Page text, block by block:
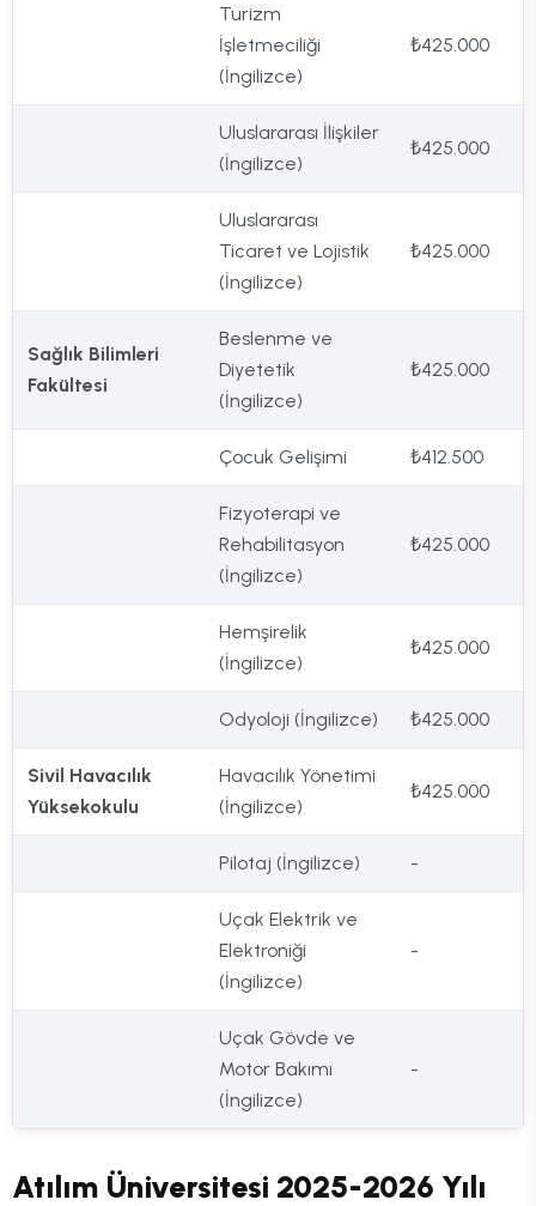
Turizm
İşletmeciliği
(İngilizce)
₺425.000
Uluslararası İlişkiler
(İngilizce)
₺425.000
Uluslararası
Ticaret ve Lojistik
(İngilizce)
₺425.000
Sağlık Bilimleri
Fakültesi
Beslenme ve
Diyetetik
(İngilizce)
₺425.000
Çocuk Gelişimi ₺412.500
Fizyoterapi ve
Rehabilitasyon
(İngilizce)
₺425.000
Hemşirelik
(İngilizce)
₺425.000
Odyoloji (İngilizce) ₺425.000
Sivil Havacılık
Yüksekokulu
Havacılık Yönetimi
(İngilizce)
₺425.000
Pilotaj (İngilizce) -
Uçak Elektrik ve
Elektroniği
(İngilizce)
-
Uçak Gövde ve
Motor Bakımı
(İngilizce)
-
Atılım Üniversitesi 2025-2026 Yılı